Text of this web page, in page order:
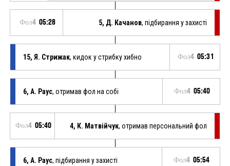
Фол4 05:28 5, Д. Качанов, підбирання у захисті
15, Я. Стрижак, кидок у стрибку хибно Фол4 05:31
6, А. Раус, отримав фол на собі Фол4 05:40
Фол4 05:40 4, К. Матвійчук, отримав персональний фол
6, А. Раус, підбирання у захисті Фол4 05:54